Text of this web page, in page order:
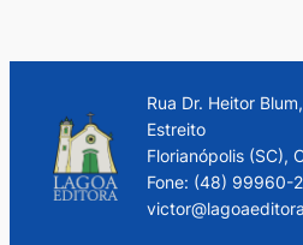
Rua Dr. Heitor
Estreito
Florianópolis (SC),
Fone: (48) 99960-